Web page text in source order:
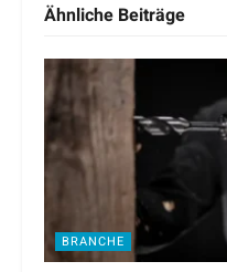
Ähnliche Beiträge
BRANCHE